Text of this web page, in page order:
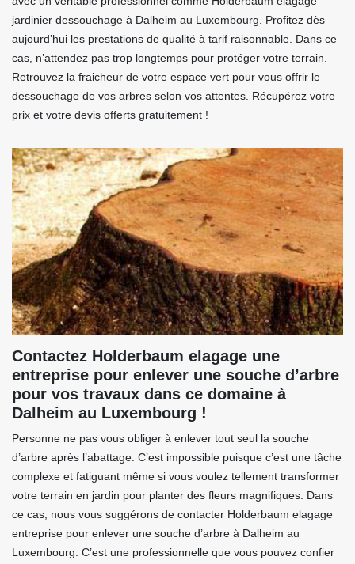
jardinier dessouchage à Dalheim au Luxembourg. Profitez dès
aujourd’hui les prestations de qualité à tarif raisonnable. Dans ce
cas, n’attendez pas trop longtemps pour protéger votre terrain.
Retrouvez la fraicheur de votre espace vert pour vous offrir le
dessouchage de vos arbres selon vos attentes. Récupérez votre
prix et votre devis offerts gratuitement !
Contactez Holderbaum elagage une
entreprise pour enlever une souche d’arbre
pour vos travaux dans ce domaine à
Dalheim au Luxembourg !
Personne ne pas vous obliger à enlever tout seul la souche
d’arbre après l’abattage. C’est impossible puisque c’est une tâche
complexe et fatiguant même si vous voulez tellement transformer
votre terrain en jardin pour planter des fleurs magnifiques. Dans
ce cas, nous vous suggérons de contacter Holderbaum elagage
entreprise pour enlever une souche d’arbre à Dalheim au
Luxembourg. C’est une professionnelle que vous pouvez confier